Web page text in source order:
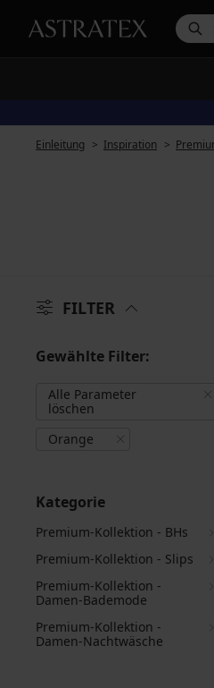
Einleitung Inspiration
FILTER
Gewählte Filter:
Alle Parameter
löschen
Orange
Kategorie
Premium-Kollektion - BHs
Premium-Kollektion - Slips
Premium-Kollektion -
Damen-Bademode
Premium-Kollektion -
Damen-Nachtwäsche